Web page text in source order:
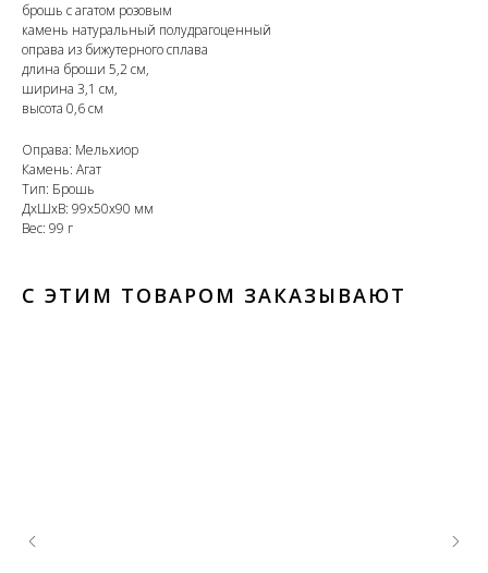
брошь с агатом розовым
камень натуральный полудрагоценный
оправа из бижутерного сплава
длина броши 5,2 см,
ширина 3,1 см,
высота 0,6 см
Оправа: Мельхиор
Камень: Агат
Тип: Брошь
ДxШxВ: 99x50x90 мм
Вес: 99 г
С ЭТИМ ТОВАРОМ ЗАКАЗЫВАЮТ